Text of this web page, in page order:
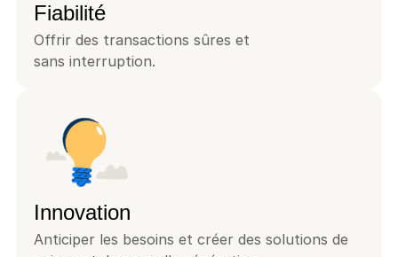
Fiabilité
Offrir des transactions sûres et
sans interruption.
Innovation
Anticiper les besoins et créer des solutions de